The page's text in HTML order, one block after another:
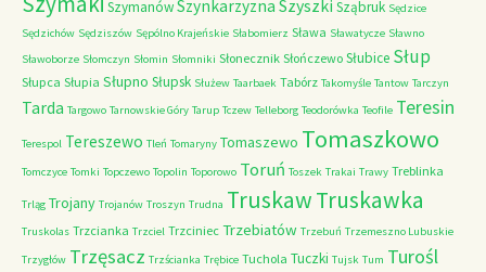
SzymanówSzynkarzyzna Szyszki Sząbruk Sędzice
Sędzichów Sędziszów Sępólno Krajeńskie Słabomierz Sława Sławatycze Sławno
Sławoborze Słomczyn Słomin Słomniki Słonecznik Słończewo Słubice Słup
Słupca Słupia Słupno Słupsk Służew Taarbaek Tabórz Takomyśle Tantow Tarczyn
Tarda Targowo Tarnowskie Góry Tarup Tczew Telleborg Teodorówka Teofile Teresin
Terespol Tereszewo Tleń Tomaryny Tomaszewo Tomaszkowo
Tomczyce Tomki Topczewo Topolin Toporowo Toruń Toszek Trakai Trawy Treblinka
Trląg Trojany Trojanów Troszyn Trudna TruskawTruskawka
Truskolas Trzcianka Trzciel Trzciniec Trzebiatów Trzebuń Trzemeszno Lubuskie
Trzygłów Trzęsacz Trzścianka Trębice Tuchola Tuczki Tujsk Tum Turośl